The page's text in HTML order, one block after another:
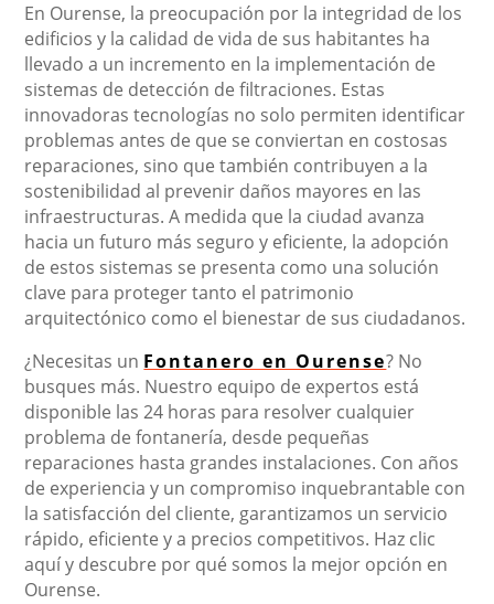
En Ourense, la preocupación por la integridad de los
edificios y la calidad de vida de sus habitantes ha
llevado a un incremento en la implementación de
sistemas de detección de filtraciones. Estas
innovadoras tecnologías no solo permiten identificar
problemas antes de que se conviertan en costosas
reparaciones, sino que también contribuyen a la
sostenibilidad al prevenir daños mayores en las
infraestructuras. A medida que la ciudad avanza
hacia un futuro más seguro y eficiente, la adopción
de estos sistemas se presenta como una solución
clave para proteger tanto el patrimonio
arquitectónico como el bienestar de sus ciudadanos.
¿Necesitas un Fontanero en Ourense? No
busques más. Nuestro equipo de expertos está
disponible las 24 horas para resolver cualquier
problema de fontanería, desde pequeñas
reparaciones hasta grandes instalaciones. Con años
de experiencia y un compromiso inquebrantable con
la satisfacción del cliente, garantizamos un servicio
rápido, eficiente y a precios competitivos. Haz clic
aquí y descubre por qué somos la mejor opción en
Ourense.